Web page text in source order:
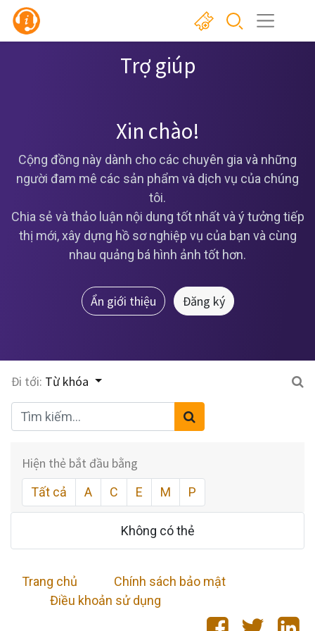
Trợ giúp
Xin chào!
Cộng đồng này dành cho các chuyên gia và những
người đam mê các sản phẩm và dịch vụ của chúng
tôi.
Chia sẻ và thảo luận nội dung tốt nhất và ý tưởng tiếp
thị mới, xây dựng hồ sơ nghiệp vụ của bạn và cùng
nhau quảng bá hình ảnh tốt hơn.
Ẩn giới thiệu Đăng ký
Đi tới: Từ khóa
Hiện thẻ bắt đầu bằng
Tất cả A C E M P
Không có thẻ
Trang chủ
Chính sách bảo mật
Điều khoản sử dụng